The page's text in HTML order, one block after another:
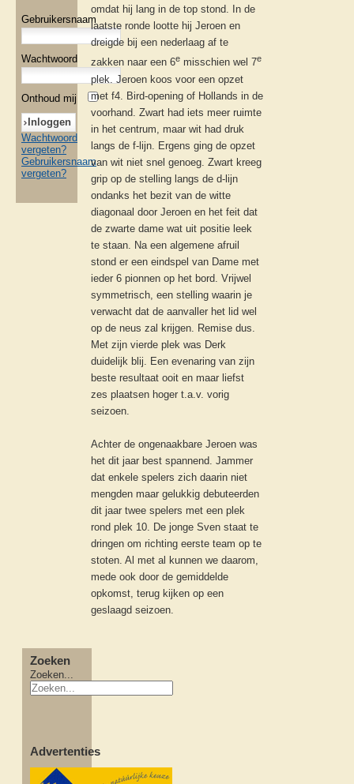
Gebruikersnaam
Wachtwoord
Onthoud mij
Wachtwoord
vergeten?
Gebruikersnaam
vergeten?
omdat hij lang in de top stond. In de
laatste ronde lootte hij Jeroen en
dreigde bij een nederlaag af te
zakken naar een 6emisschien wel 7e
plek. Jeroen koos voor een opzet
met f4. Bird-opening of Hollands in de
voorhand. Zwart had iets meer ruimte
in het centrum, maar wit had druk
langs de f-lijn. Ergens ging de opzet
van wit niet snel genoeg. Zwart kreeg
grip op de stelling langs de d-lijn
ondanks het bezit van de witte
diagonaal door Jeroen en het feit dat
de zwarte dame wat uit positie leek
te staan. Na een algemene afruil
stond er een eindspel van Dame met
ieder 6 pionnen op het bord. Vrijwel
symmetrisch, een stelling waarin je
verwacht dat de aanvaller het lid wel
op de neus zal krijgen. Remise dus.
Met zijn vierde plek was Derk
duidelijk blij. Een evenaring van zijn
beste resultaat ooit en maar liefst
zes plaatsen hoger t.a.v. vorig
seizoen.
Achter de ongenaakbare Jeroen was
het dit jaar best spannend. Jammer
dat enkele spelers zich daarin niet
mengden maar gelukkig debuteerden
dit jaar twee spelers met een plek
rond plek 10. De jonge Sven staat te
dringen om richting eerste team op te
stoten. Al met al kunnen we daarom,
mede ook door de gemiddelde
opkomst, terug kijken op een
geslaagd seizoen.
Zoeken
Zoeken...
Advertenties